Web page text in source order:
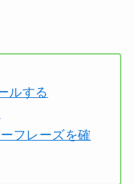
ルする
フレーズを確